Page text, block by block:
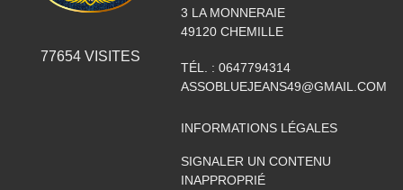
77654VISITES
3 LA MONNERAIE
49120 CHEMILLE
TÉL. : 0647794314
ASSOBLUEJEANS49@GMAIL.COM
INFORMATIONS LÉGALES
SIGNALER UN CONTENU
INAPPROPRIÉ